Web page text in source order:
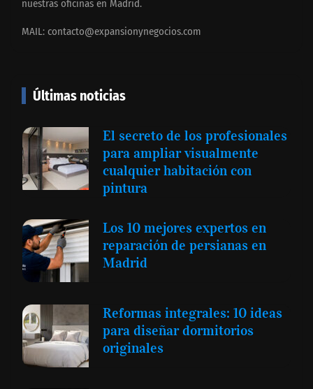
nuestras oficinas en Madrid.
MAIL: contacto@expansionynegocios.com
Últimas noticias
El secreto de los profesionales
para ampliar visualmente
cualquier habitación con
pintura
Los 10 mejores expertos en
reparación de persianas en
Madrid
Reformas integrales: 10 ideas
para diseñar dormitorios
originales